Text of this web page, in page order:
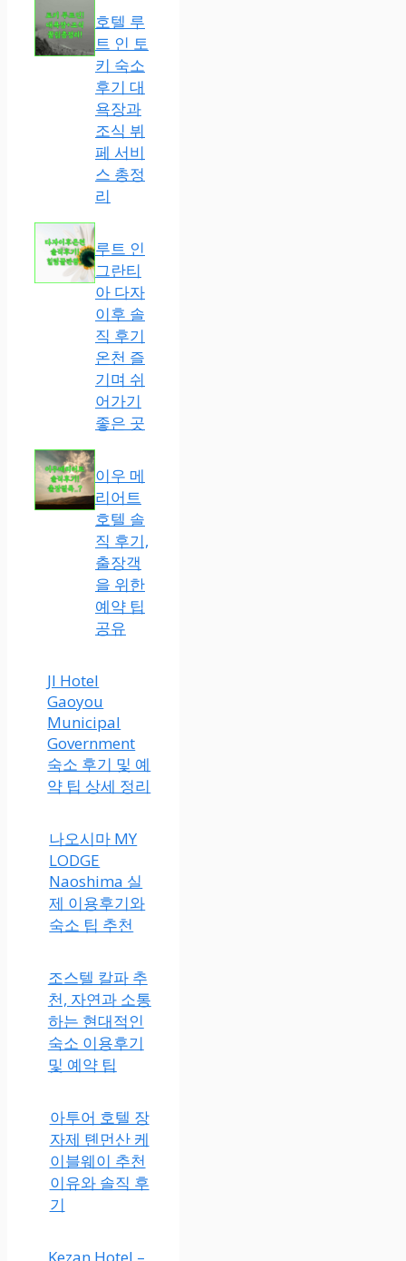
호텔 루
트 인 토
키 숙소
후기 대
욕장과
조식 뷔
페 서비
스 총정
리
루트 인
그란티
아 다자
이후 솔
직 후기
온천 즐
기며 쉬
어가기
좋은 곳
이우 메
리어트
호텔 솔
직 후기,
출장객
을 위한
예약 팁
공유
JI Hotel
Gaoyou
Municipal
Government
숙소 후기 및
예약 팁 상세
나오시마 MY
LODGE
Naoshima 실
제 이용후기와
조스텔 칼파 추
천, 자연과 소통
하는 현대적인
숙소 이용후기
아투어 호텔 장
자제 톈먼산 케
이블웨이 추천
이유와 솔직 후